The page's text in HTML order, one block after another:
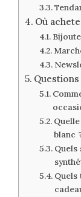
Où
blanc
Quels
Quels